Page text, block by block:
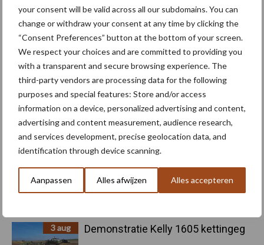
your consent will be valid across all our subdomains. You can
change or withdraw your consent at any time by clicking the
“Consent Preferences” button at the bottom of your screen.
We respect your choices and are committed to providing you
with a transparent and secure browsing experience. The
third-party vendors are processing data for the following
purposes and special features: Store and/or access
information on a device, personalized advertising and content,
advertising and content measurement, audience research,
and services development, precise geolocation data, and
identification through device scanning.
Aanpassen Alles afwijzen Alles accepteren
4 aug
Provincie Antwerpen breidt
onttrekkingsverbod uit: geen water
meer oppompen uit onbevaarbare
waterlopen
Bruggen bouwen naar Oost-Europa
3 aug
Homburg en Escarda beëindigen
samenwerking
3 aug Demonstratie Kelly 1605 kettingeg